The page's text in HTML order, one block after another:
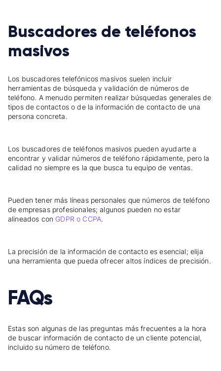
Buscadores de teléfonos
masivos
Los buscadores telefónicos masivos suelen incluir
herramientas de búsqueda y validación de números de
teléfono. A menudo permiten realizar búsquedas generales de
tipos de contactos o de la información de contacto de una
persona concreta.
Los buscadores de teléfonos masivos pueden ayudarte a
encontrar y validar números de teléfono rápidamente, pero la
calidad no siempre es la que busca tu equipo de ventas.
Pueden tener más líneas personales que números de teléfono
de empresas profesionales; algunos pueden no estar
alineados con GDPR o CCPA.
La precisión de la información de contacto es esencial; elija
una herramienta que pueda ofrecer altos índices de precisión.
FAQs
Estas son algunas de las preguntas más frecuentes a la hora
de buscar información de contacto de un cliente potencial,
incluido su número de teléfono.